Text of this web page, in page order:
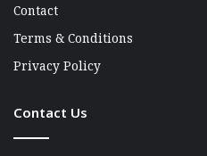
Contact
Terms & Conditions
Privacy Policy
Contact Us